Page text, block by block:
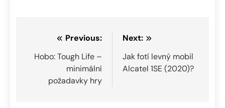
Navigace
pro
příspěvek
Previous:
Hobo: Tough Life –
minimální
požadavky hry
Next:
Jak fotí levný mobil
Alcatel 1SE (2020)?